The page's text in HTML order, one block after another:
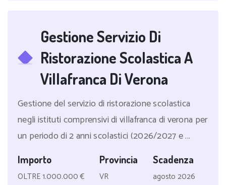
Gestione Servizio Di
Ristorazione Scolastica A
Villafranca Di Verona
Gestione del servizio di ristorazione scolastica
negli istituti comprensivi di villafranca di verona per
un periodo di 2 anni scolastici (2026/2027 e ...
Importo
OLTRE 1.000.000 €
Provincia
VR
Scadenza
agosto 2026